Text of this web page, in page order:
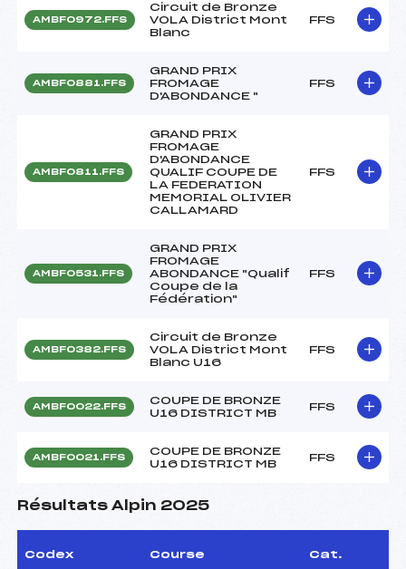
AMBF0972.FFS
Circuit de Bronze
VOLA District Mont
Blanc
FFS
AMBF0881.FFS
GRAND PRIX
FROMAGE
D'ABONDANCE "
FFS
AMBF0811.FFS
GRAND PRIX
FROMAGE
D'ABONDANCE
QUALIF COUPE DE
LA FEDERATION
MEMORIAL OLIVIER
CALLAMARD
FFS
AMBF0531.FFS
GRAND PRIX
FROMAGE
ABONDANCE "Qualif
Coupe de la
Fédération"
FFS
AMBF0382.FFS
Circuit de Bronze
VOLA District Mont
Blanc U16
FFS
AMBF0022.FFS
COUPE DE BRONZE
U16 DISTRICT MB
FFS
AMBF0021.FFS
COUPE DE BRONZE
U16 DISTRICT MB
FFS
Résultats Alpin 2025
Codex Course Cat.